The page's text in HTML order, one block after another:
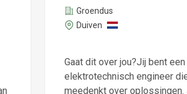
Groendus
Duiven
Gaat dit over jou?Jij bent een
elektrotechnisch engineer
meedenkt over oplossingen.